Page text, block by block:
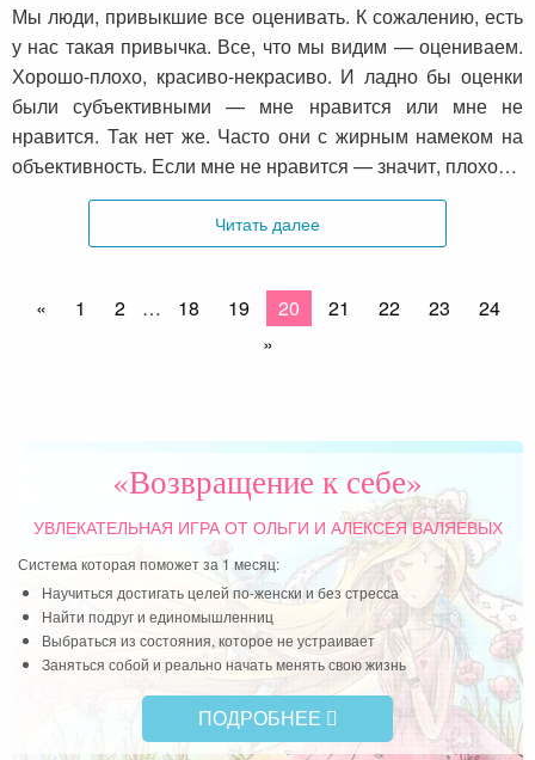
Мы люди, привыкшие все оценивать. К сожалению, есть
у нас такая привычка. Все, что мы видим — оцениваем.
Хорошо-плохо, красиво-некрасиво. И ладно бы оценки
были субъективными — мне нравится или мне не
нравится. Так нет же. Часто они с жирным намеком на
объективность. Если мне не нравится — значит, плохо…
Читать далее
« 1 2 … 18 19 20 21 22 23
24
»
«Возвращение к себе»
УВЛЕКАТЕЛЬНАЯ ИГРАОТ ОЛЬГИ И АЛЕКСЕЯ ВАЛЯЕВЫХ
Система которая поможет за 1 месяц:
Научиться достигать целей по-женски и без стресса
Найти подруг и единомышленниц
Выбраться из состояния, которое не устраивает
Заняться собой и реально начать менять свою жизнь
ПОДРОБНЕЕ